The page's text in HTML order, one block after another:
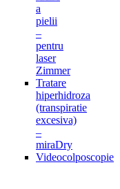
a
pielii
–
pentru
laser
Zimmer
Tratare
hiperhidroza
(transpiratie
excesiva)
–
miraDry
Videocolposcopie